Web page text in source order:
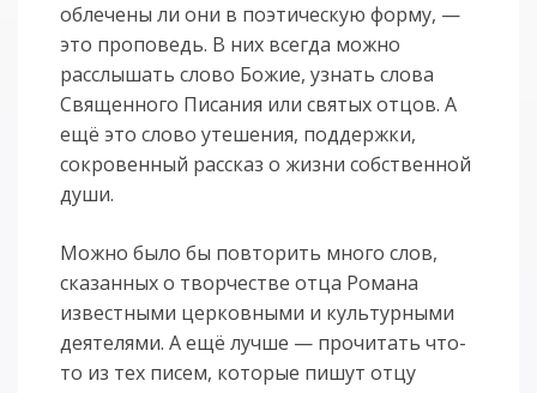
облечены ли они в поэтическую форму, —
это проповедь. В них всегда можно
расслышать слово Божие, узнать слова
Священного Писания или святых отцов. А
ещё это слово утешения, поддержки,
сокровенный рассказ о жизни собственной
души.
Можно было бы повторить много слов,
сказанных о творчестве отца Романа
известными церковными и культурными
деятелями. А ещё лучше — прочитать что-
то из тех писем, которые пишут отцу